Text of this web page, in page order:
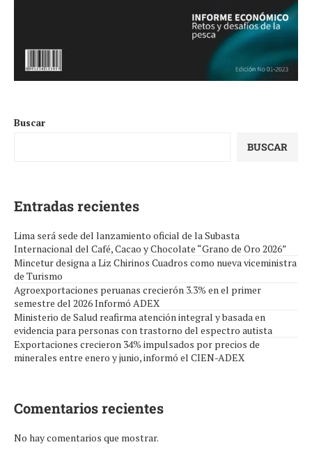
Buscar
BUSCAR
Entradas recientes
Lima será sede del lanzamiento oficial de la Subasta
Internacional del Café, Cacao y Chocolate “Grano de Oro 2026”
Mincetur designa a Liz Chirinos Cuadros como nueva viceministra
de Turismo
Agroexportaciones peruanas crecierón 3.3% en el primer
semestre del 2026 Informó ADEX
Ministerio de Salud reafirma atención integral y basada en
evidencia para personas con trastorno del espectro autista
Exportaciones crecieron 34% impulsados por precios de
minerales entre enero y junio, informó el CIEN-ADEX
Comentarios recientes
No hay comentarios que mostrar.